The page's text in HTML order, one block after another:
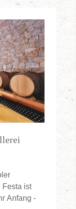
Festa ist
Anfang -